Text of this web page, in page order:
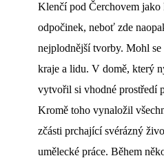
Klenčí pod Čerchovem
odpočinek, neboť zde
nejplodnější tvorby. Mohl
kraje a lidu. V domě, který
vytvořil si vhodné prostředí
Kromě toho vynaložil
zčásti prchající svérázný
umělecké práce. Během